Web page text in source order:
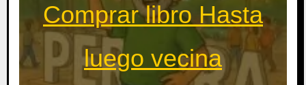
Comprar libro Hasta
luego vecina